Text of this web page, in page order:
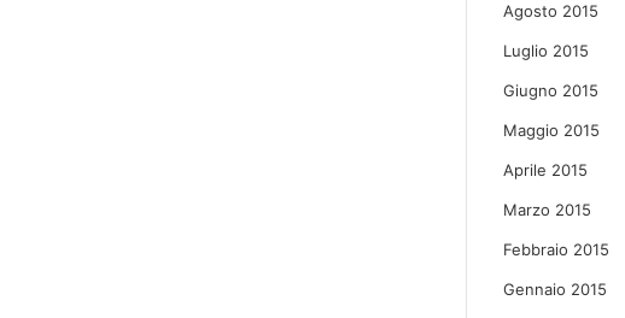
Agosto 2015
Luglio 2015
Giugno 2015
Maggio 2015
Aprile 2015
Marzo 2015
Febbraio 2015
Gennaio 2015